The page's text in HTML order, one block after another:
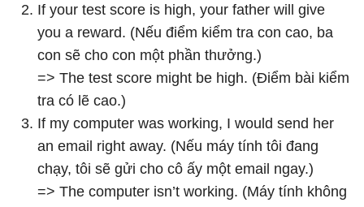
If your test score is high, your father will give
you a reward. (Nếu điểm kiểm tra con cao, ba
con sẽ cho con một phần thưởng.)
=> The test score might be high. (Điểm bài kiểm
tra có lẽ cao.)
If my computer was working, I would send her
an email right away. (Nếu máy tính tôi đang
chạy, tôi sẽ gửi cho cô ấy một email ngay.)
=> The computer isn’t working. (Máy tính không